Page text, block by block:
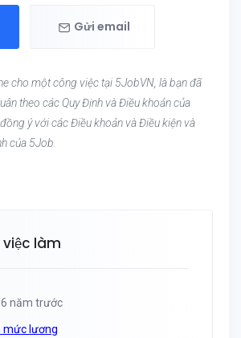
Gửi email
cho một công việc tại 5JobVN, là bạn đã
theo các Quy Định và Điều khoản của
ý với các Điều khoản và Điều kiện và
của 5Job.
làm
6 năm trước
mức lương